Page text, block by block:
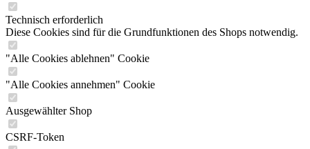
Technisch erforderlich
Diese Cookies sind für die Grundfunktionen des Shops notwendig.
"Alle Cookies ablehnen" Cookie
"Alle Cookies annehmen" Cookie
Ausgewählter Shop
CSRF-Token